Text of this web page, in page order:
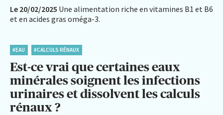
Le 20/02/2025 Une alimentation riche en vitamines B1 et B6
et en acides gras oméga-3.
#EAU #CALCULS RÉNAUX
Est-ce vrai que certaines eaux
minérales soignent les infections
urinaires et dissolvent les calculs
rénaux ?